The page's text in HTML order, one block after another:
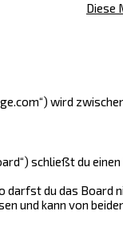
Diese
wird
schließt du
darfst du das
und kann von